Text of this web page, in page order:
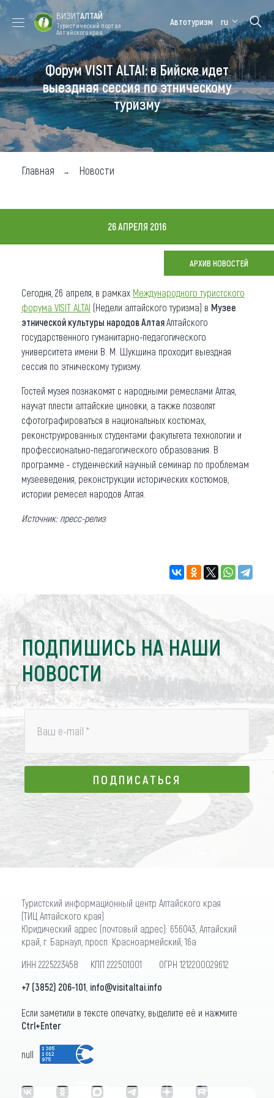
Форум VISIT
ALTAI
Цветение
маральника
Медицинский
форум
Алтайская
зимовка
Туры
Где побывать
Чем заняться
Карта
Что привезти (сувениры)
О регионе
Коллекция впечатлений
Другие рубрики
ВИЗИТАЛТАЙ
Туристический портал
Алтайского края
Автотуризм ru
Форум VISIT ALTAI: в Бийске идет
выездная сессия по этническому
туризму
Главная Новости
26 АПРЕЛЯ 2016
АРХИВ НОВОСТЕЙ
Сегодня, 26 апреля, в рамках Международного туристского
форума VISIT ALTAI (Недели алтайского туризма) в Музее
этнической культуры народов АлтаяАлтайского
государственного гуманитарно-педагогического
университета имени В. М. Шукшина проходит выездная
сессия по этническому туризму.
Гостей музея познакомят с народными ремеслами Алтая,
научат плести алтайские циновки, а также позволят
сфотографироваться в национальных костюмах,
реконструированных студентами факультета технологии и
профессионально-педагогического образования. В
программе - студенческий научный семинар по проблемам
музееведения, реконструкции исторических костюмов,
истории ремесел народов Алтая.
Источник: пресс-релиз
ПОДПИШИСЬ НА НАШИ
НОВОСТИ
Ваш e-mail *
ПОДПИСАТЬСЯ
ПОДПИСАТЬСЯ
Туристский информационный центр Алтайского края
(ТИЦ Алтайского края)
Юридический адрес (почтовый адрес): 656043, Алтайский
край, г. Барнаул, просп. Красноармейский, 16а
ИНН 2225223458 КПП 222501001 ОГРН 1212200029612
+7 (3852) 206-101 info@visitaltai.info
Если заметили в тексте опечатку, выделите её и нажмите
Ctrl+Enter
null